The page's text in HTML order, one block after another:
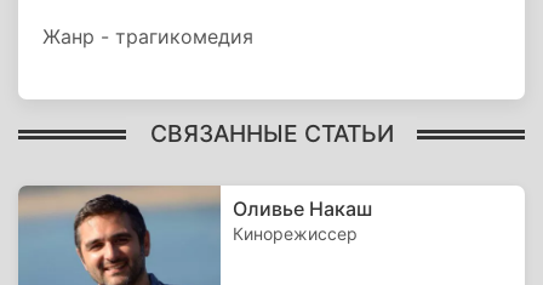
Жанр - трагикомедия
СВЯЗАННЫЕ СТАТЬИ
Оливье Накаш
Кинорежиссер